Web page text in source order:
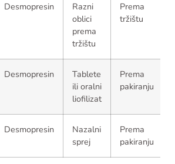
Desmopresin
Razni
oblici
prema
tržištu
Prema
tržištu
Desmopresin
Tablete
ili oralni
liofilizat
Prema
pakiranju
Desmopresin
Nazalni
sprej
Prema
pakiranju